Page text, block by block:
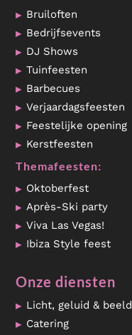
Bruiloften
Bedrijfsevents
DJ Shows
Tuinfeesten
Barbecues
Verjaardagsfeesten
Feestelijke opening
Kerstfeesten
Themafeesten:
Oktoberfest
Après-Ski party
Viva Las Vegas!
Ibiza Style feest
Onze diensten
Licht, geluid & beeld
Catering